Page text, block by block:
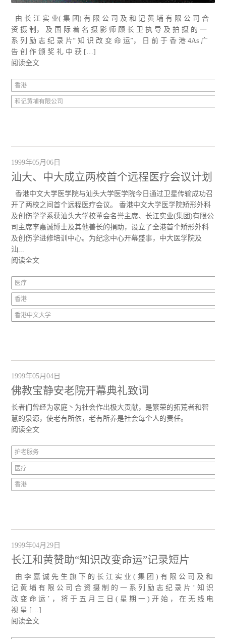
由 长 江 实 业( 集 团) 有 限 公 司 及 和 记 黄 埔 有 限 公 司 合
资 摄 制， 及 国 际 着 名 摄 影 师 顾 长 卫 执 导 及 拍 摄 的 一
系 列 励 志 纪 录 片“ 知 识 改 变 命 运”， 日 前 于 香 港 4As 广
告 创 作 颁 奖 礼 中 获 […]
阅读全文
香港
和记黄埔有限公司
1999年05月06日
汕大、中大成立两校首个远程医疗会议计划
香港中文大学医学院与汕头大学医学院今日通过卫星传输成功召
开了两校之间首个远程医疗会议。 香港中文大学医学院矫形外科
及创伤学学系获汕头大学校董会名誉主席、长江实业(集团)有限公
司主席李嘉诚博士及其他善长的捐助，设立了全港首个矫形外科
及创伤学进修培训中心。为纪念中心开幕盛事，中大医学院及
汕...
阅读全文
医疗
香港
香港中文大学
1999年05月04日
佛教宝静安老院开幕典礼致词
长者们曾经为家庭丶为社会作出极大贡献，是繁荣的拓荒者和智
慧的泉源，使老有所依，老有所养是社会每个人的责任。
阅读全文
护老服务
医疗
香港
1999年04月29日
长江和黄赞助“知识改变命运”记录短片
由 李 嘉 诚 先 生 旗 下 的 长 江 实 业 ( 集 团 ) 有 限 公 司 及 和
记 黄 埔 有 限 公 司 合 资 摄 制 的 一 系 列 励 志 纪 录 片 ‘ 知 识
改 变 命 运 ’ ， 将 于 五 月 三 日 ( 星 期 一 ) 开 始 ， 在 无 线 电
视 星 […]
阅读全文